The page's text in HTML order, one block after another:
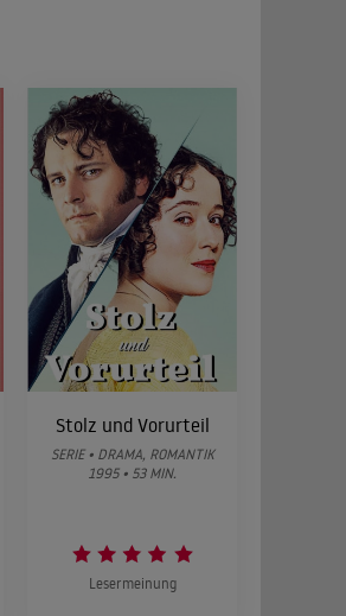
devient une
de se
massif.
Isidore
qu'il
leur révèle
Stolz und Vorurteil
SERIE • DRAMA, ROMANTIK
1995 • 53 MIN.
Lesermeinung